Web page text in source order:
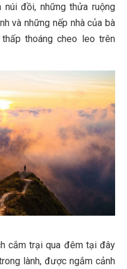
đồi, những thửa ruộng
và những nếp nhà của bà
thoáng cheo leo trên
cắm trại qua đêm tại đây
lành, được ngắm cảnh